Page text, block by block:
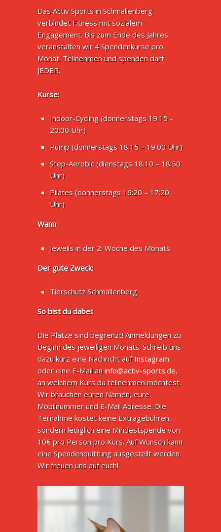
Das Activ Sports in Schmallenberg
verbindet Fitness mit sozialem
Engagement. Bis zum Ende des Jahres
veranstalten wir 4 Spendenkurse pro
Monat. Teilnehmen und spenden darf
JEDER.
Kurse:
Indoor-Cycling (donnerstags 19:15 –
20:00 Uhr)
Pump (donnerstags 18:15 – 19:00 Uhr)
Step-Aerobic (dienstags 18:10 – 18:50
Uhr)
Pilates (donnerstags 16:20 – 17:20
Uhr)
Wann:
Jeweils in der 2. Woche des Monats
Der gute Zweck:
Tierschutz Schmallenberg
So bist du dabei:
Die Plätze sind begrenzt! Anmeldungen zu
Beginn des jeweiligen Monats. Schreib uns
dazu kurz eine Nachricht aufInstagram
oder eine E-Mail aninfo@activ-sports.de,
an welchem Kurs du teilnehmen möchtest.
Wir brauchen euren Namen, eure
Mobilnummer und E-Mail Adresse. Die
Teilnahme kostet keine Extragebühren,
sondern lediglich eine Mindestspende von
10€ pro Person pro Kurs. Auf Wunsch kann
eine Spendenquittung ausgestellt werden.
Wir freuen uns auf euch!